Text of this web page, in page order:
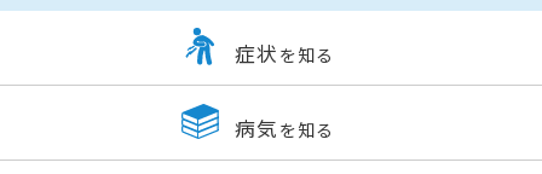
症状 を知る
病気 を知る